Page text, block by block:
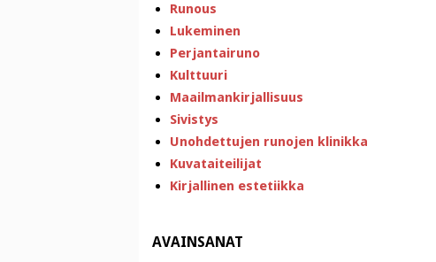
Runous
Lukeminen
Perjantairuno
Kulttuuri
Maailmankirjallisuus
Sivistys
Unohdettujen runojen klinikka
Kuvataiteilijat
Kirjallinen estetiikka
AVAINSANAT